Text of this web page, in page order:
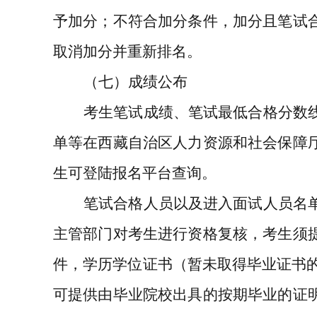
予加分；不符合加分条件，加分且笔试
取消加分并重新排名。
（七）成绩公布
考生笔试成绩、笔试最低合格分数
单等在西藏自治区人力资源和社会保障
生可登陆报名平台查询。
笔试合格人员以及进入面试人员名
主管部门对考生进行资格复核，考生须
件，学历学位证书（暂未取得毕业证书
可提供由毕业院校出具的按期毕业的证